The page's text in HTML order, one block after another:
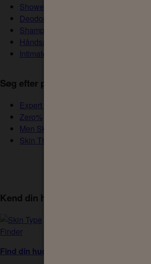
Shower
Deodorant
Shampoo
Håndsæbe
Intimate
Søg efter produkter
Expert Skin Health
Zero%
Men Skin Health
Skin Therapy
Kend din hudtype
Find din hudtype